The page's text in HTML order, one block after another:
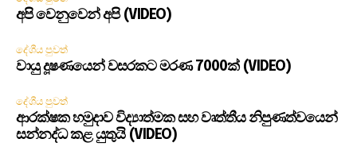
අපි වෙනුවෙන් අපි (VIDEO)
දේශීය පුවත්
වායු දූෂණයෙන් වසරකට මරණ 7000ක් (VIDEO)
දේශීය පුවත්
ආරක්ෂක හමුදාව විද්‍යාත්මක සහ වෘත්තීය නිපුණත්වයෙන්
සන්නද්ධ කළ යුතුයි (VIDEO)